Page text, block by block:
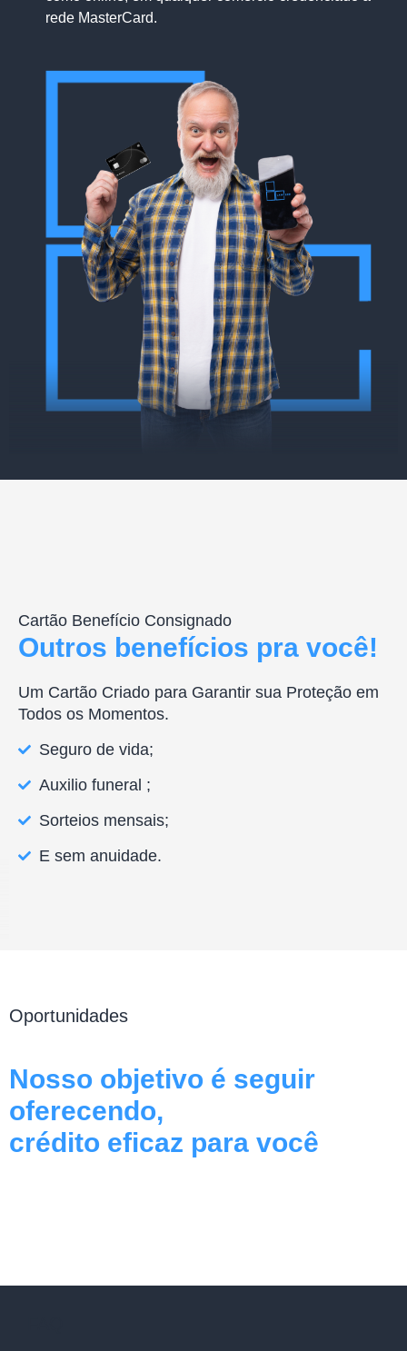
rede MasterCard.
Cartão Benefício Consignado
Outros benefícios pra você!
Um Cartão Criado para Garantir sua Proteção em
Todos os Momentos.
Seguro de vida;
Auxilio funeral ;
Sorteios mensais;
E sem anuidade.
Oportunidades
Nosso objetivo é seguir
oferecendo,
crédito eficaz para você